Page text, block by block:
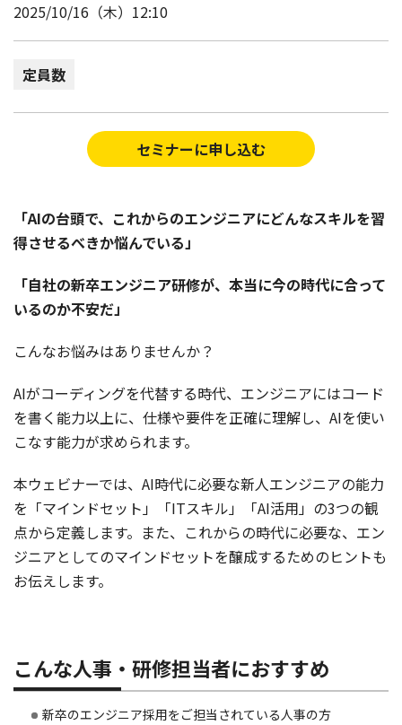
2025/10/16（木）12:10
定員数
セミナーに申し込む
「AIの台頭で、これからのエンジニアにどんなスキルを習
得させるべきか悩んでいる」
「自社の新卒エンジニア研修が、本当に今の時代に合って
いるのか不安だ」
こんなお悩みはありませんか？
AIがコーディングを代替する時代、エンジニアにはコード
を書く能力以上に、仕様や要件を正確に理解し、AIを使い
こなす能力が求められます。
本ウェビナーでは、AI時代に必要な新人エンジニアの能力
を「マインドセット」「ITスキル」「AI活用」の3つの観
点から定義します。また、これからの時代に必要な、エン
ジニアとしてのマインドセットを醸成するためのヒントも
お伝えします。
こんな人事・研修担当者におすすめ
新卒のエンジニア採用をご担当されている人事の方